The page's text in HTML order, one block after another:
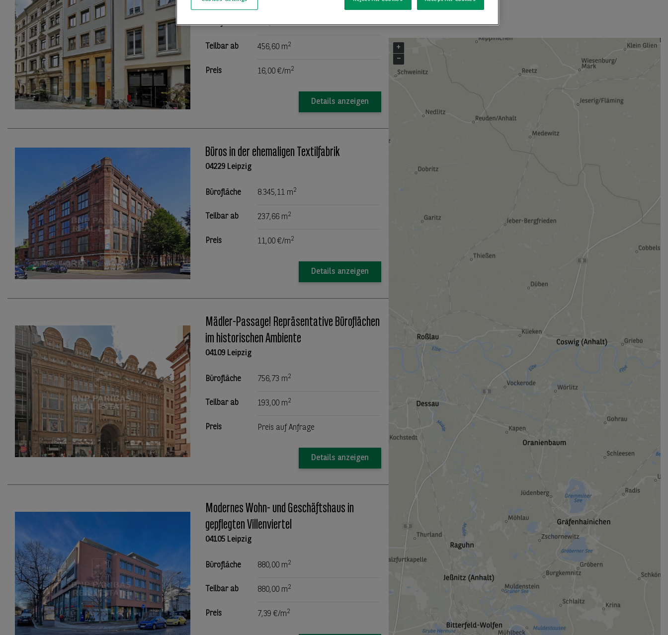
Bürofläche 456,60 m
Teilbar ab 456,60 m2
Preis 16,00 €/m2
Details anzeigen
Büros in der ehemaligen Textilfabrik
04229 Leipzig
Bürofläche 8.345,11 m2
Teilbar ab 237,66 m2
Preis 11,00 €/m2
Details anzeigen
Mädler-Passage! Repräsentative Büroflächen
im historischen Ambiente
04109 Leipzig
Bürofläche 756,73 m2
Teilbar ab 193,00 m2
Preis Preis auf Anfrage
Details anzeigen
Modernes Wohn- und Geschäftshaus in
gepflegten Villenviertel
04105 Leipzig
Bürofläche 880,00 m2
Teilbar ab 880,00 m2
Preis 7,39 €/m2
+
−